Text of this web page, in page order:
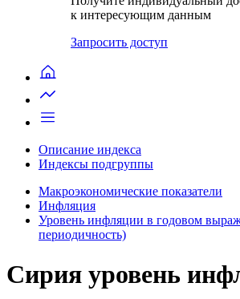
к интересующим данным
Запросить доступ
Описание индекса
Индексы подгруппы
Макроэкономические показатели
Инфляция
Уровень инфляции в годовом
периодичность)
Сирия уровень